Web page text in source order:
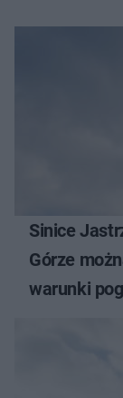
Sinice
Górze
warunki